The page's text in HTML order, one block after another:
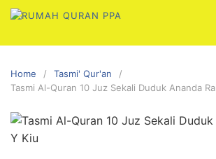
Skip
content
Home
Tasmi' Qur'an
Tasmi Al-Quran 10 Juz Sekali Duduk Ananda